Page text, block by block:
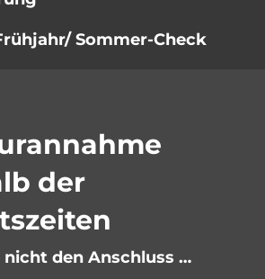
Sommer-Check
der
nicht den Anschluss …